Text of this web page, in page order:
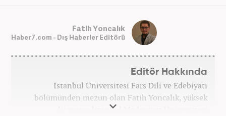
Fatih Yoncalık
Haber7.com - Dış Haberler Editörü
Editör Hakkında
İstanbul Üniversitesi Fars Dili ve Edebiyatı
bölümünden mezun olan Fatih Yoncalık, yüksek
lisansını İstanbul Medeniyet Üniversitesi